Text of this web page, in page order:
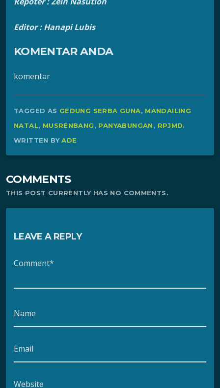
Editor : Hanapi Lubis
KOMENTAR ANDA
komentar
TAGGED AS GEDUNG SERBA GUNA, MANDAILING
NATAL, MUSRENBANG, PANYABUNGAN, RPJMD.
WRITTEN BYADE
COMMENTS
THIS POST CURRENTLY HAS NO COMMENTS.
LEAVE A REPLY
Comment*
Name
Email
Website